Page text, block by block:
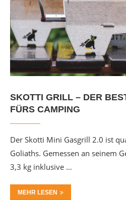
SKOTTI GRILL – DER
FÜRS CAMPING
Der Skotti Mini Gasgrill 2.0 ist
Goliaths. Gemessen an seinem
3,3 kg inklusive …
MEHR LESEN